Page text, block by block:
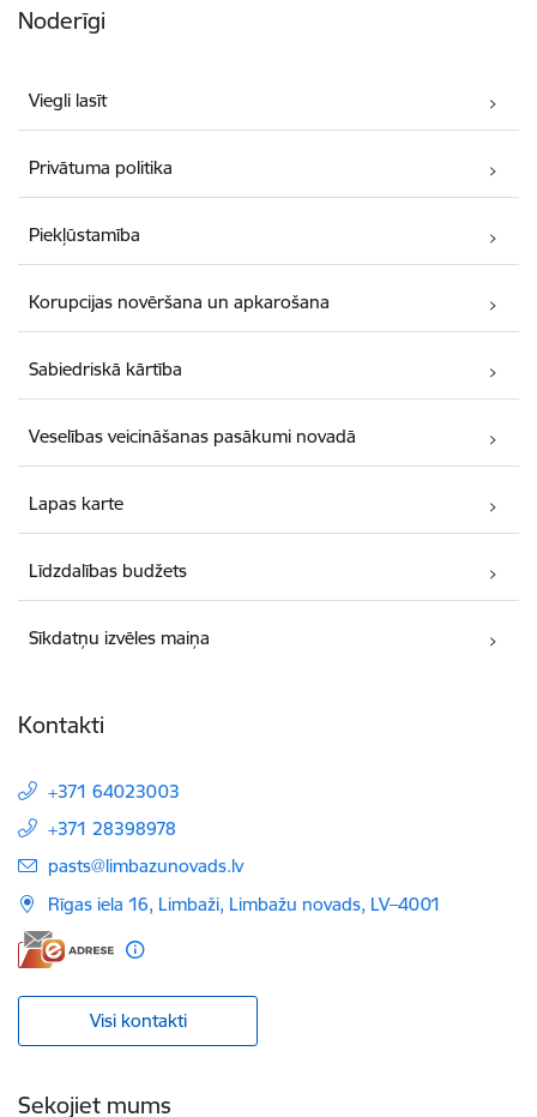
Noderīgi
Viegli lasīt
Privātuma politika
Piekļūstamība
Korupcijas novēršana un apkarošana
Sabiedriskā kārtība
Veselības veicināšanas pasākumi novadā
Lapas karte
Līdzdalības budžets
Sīkdatņu izvēles maiņa
Kontakti
+371 64023003
+371 28398978
E-pasts:
pasts@limbazunovads.lv
Rīgas iela 16, Limbaži, Limbažu novads, LV–4001
Visi kontakti
Sekojiet mums